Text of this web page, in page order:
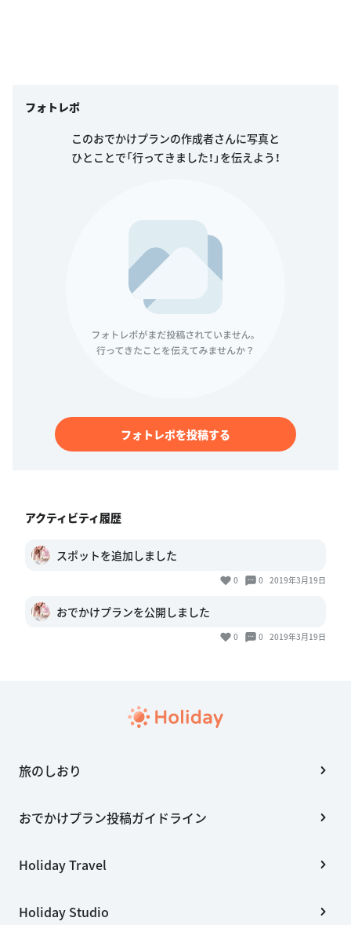
フォトレポ
このおでかけプランの作成者さんに写真と
ひとことで「行ってきました！」を伝えよう！
フォトレポを投稿する
アクティビティ履歴
スポットを追加しました
0 0 2019年3月19日
おでかけプランを公開しました
0 0 2019年3月19日
旅のしおり
おでかけプラン投稿ガイドライン
Holiday Travel
Holiday Studio